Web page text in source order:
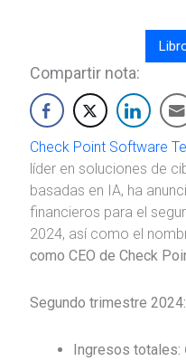
Compartir nota:
Check Point Software
líder en soluciones de
basadas en IA, ha
financieros para el
2024, así como el
como CEO de Check
Segundo trimestre 2024:
Ingresos totales: